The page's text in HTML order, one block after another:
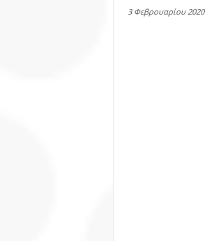
3 Φεβρουαρίου 2020